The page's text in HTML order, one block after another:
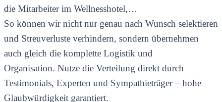
die Mitarbeiter im Wellnesshotel,…
So können wir nicht nur genau nach Wunsch selektieren
und Streuverluste verhindern, sondern übernehmen
auch gleich die komplette Logistik und
Organisation. Nutze die Verteilung direkt durch
Testimonials, Experten und Sympathieträger – hohe
Glaubwürdigkeit garantiert.